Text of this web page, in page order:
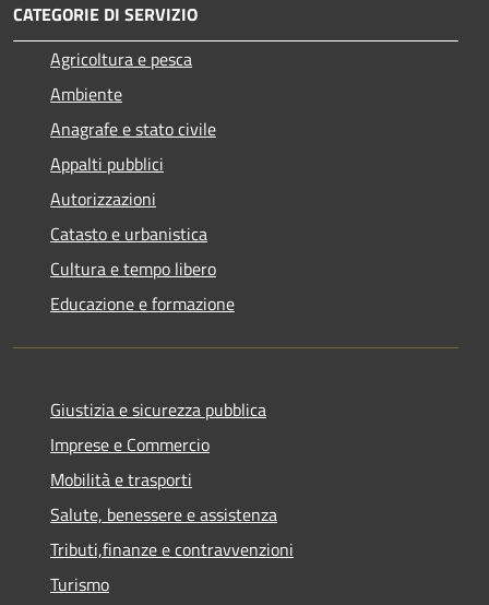
CATEGORIE DI SERVIZIO
Agricoltura e pesca
Ambiente
Anagrafe e stato civile
Appalti pubblici
Autorizzazioni
Catasto e urbanistica
Cultura e tempo libero
Educazione e formazione
Giustizia e sicurezza pubblica
Imprese e Commercio
Mobilità e trasporti
Salute, benessere e assistenza
Tributi,finanze e contravvenzioni
Turismo